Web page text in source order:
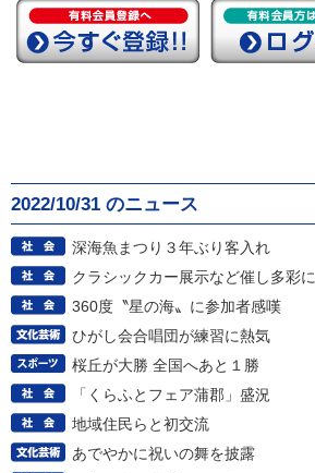
2022/10/31 のニュース
深海魚まつり３年ぶり客入れ
クラシックカー展示など催し多彩に
360度〝星の海〟に参加者感嘆
ひがし会合唱団が練習に熱気
桜丘が大勝 全国へあと１勝
「くらふとフェア蒲郡」盛況
地域住民らと初交流
あでやかに祝いの舞を披露